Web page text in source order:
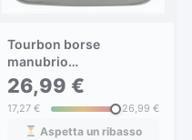
Tourbon borse
manubrio
bicicletta,borse
bicicletta, In
impermeabile tela
(verde)
26,99 €
17,27 € 26,99 €
Aspetta un ribasso